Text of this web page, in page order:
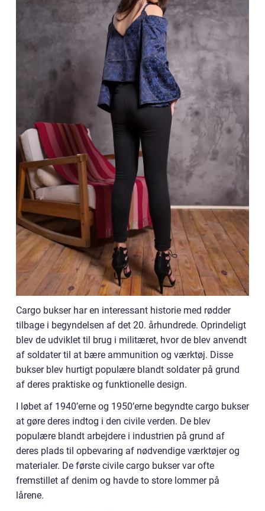
Cargo bukser har en interessant historie med rødder
tilbage i begyndelsen af det 20. århundrede. Oprindeligt
blev de udviklet til brug i militæret, hvor de blev anvendt
af soldater til at bære ammunition og værktøj. Disse
bukser blev hurtigt populære blandt soldater på grund
af deres praktiske og funktionelle design.
I løbet af 1940’erne og 1950’erne begyndte cargo bukser
at gøre deres indtog i den civile verden. De blev
populære blandt arbejdere i industrien på grund af
deres plads til opbevaring af nødvendige værktøjer og
materialer. De første civile cargo bukser var ofte
fremstillet af denim og havde to store lommer på
lårene.